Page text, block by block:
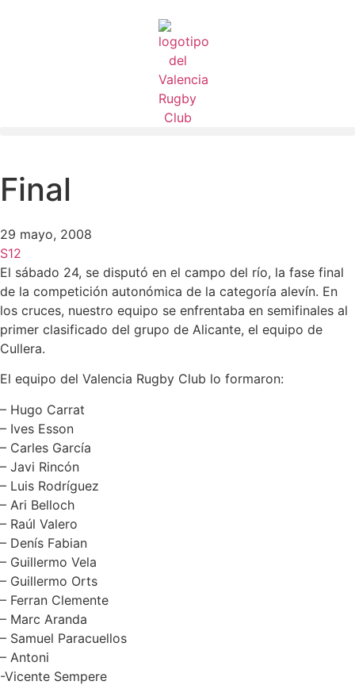
Final
29 mayo, 2008
S12
El sábado 24, se disputó en el campo del río, la fase final
de la competición autonómica de la categoría alevín. En
los cruces, nuestro equipo se enfrentaba en semifinales al
primer clasificado del grupo de Alicante, el equipo de
Cullera.
El equipo del Valencia Rugby Club lo formaron:
– Hugo Carrat
– Ives Esson
– Carles García
– Javi Rincón
– Luis Rodríguez
– Ari Belloch
– Raúl Valero
– Denís Fabian
– Guillermo Vela
– Guillermo Orts
– Ferran Clemente
– Marc Aranda
– Samuel Paracuellos
– Antoni
-Vicente Sempere